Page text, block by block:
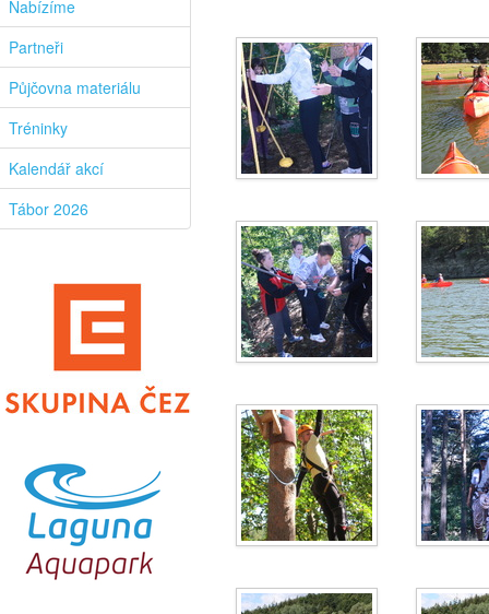
Nabízíme
Partneři
Půjčovna materiálu
Tréninky
Kalendář akcí
Tábor 2026